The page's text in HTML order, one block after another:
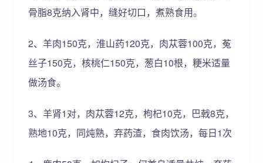
骨脂8克纳入肾中，缝好切口，煮熟食用。
2、羊肉150克，淮山药120克，肉苁蓉100克，菟
丝子150克，核桃仁150克，葱白10根，粳米适量
做汤食。
3、羊肾1对，肉苁蓉12克，枸杞10克，巴戟8克，
熟地10克，同炖熟，弃药渣，食肉饮汤，每日1次